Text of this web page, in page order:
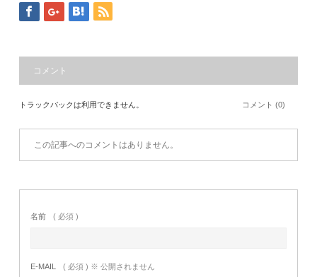
コメント
トラックバックは利用できません。 コメント (0)
この記事へのコメントはありません。
名前 ( 必須 )
E-MAIL ( 必須 ) ※ 公開されません